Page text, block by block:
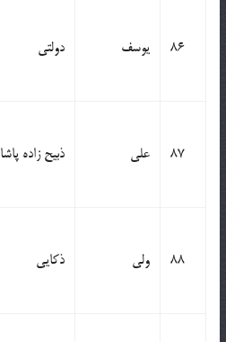
86 یوسف دولتی
87 علی ذبیح زاده پاشا
88 ولی ذکایی